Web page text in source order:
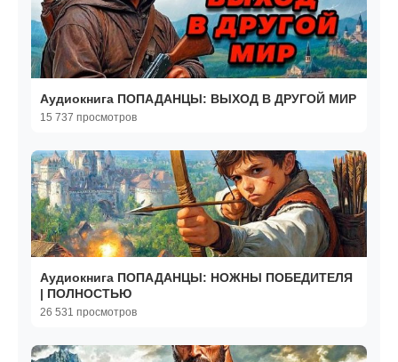
Аудиокнига ПОПАДАНЦЫ: ВЫХОД В ДРУГОЙ МИР
15 737 просмотров
Аудиокнига ПОПАДАНЦЫ: НОЖНЫ ПОБЕДИТЕЛЯ
| ПОЛНОСТЬЮ
26 531 просмотров